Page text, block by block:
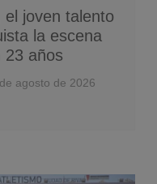
joven talento
la escena
23 años
agosto de 2026